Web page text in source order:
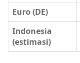
Euro (DE)
Indonesia
(estimasi)